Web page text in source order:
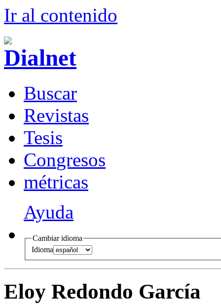
Ir al contenido
Buscar
Revistas
Tesis
Congresos
métricas
Ayuda
Cambiar idioma
Idioma
Eloy Redondo García